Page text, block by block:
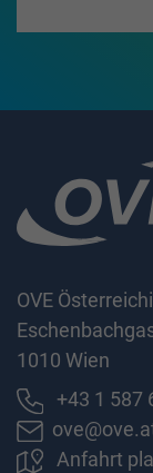
OVE
1010 Wien
+43 1 587
Anfahrt